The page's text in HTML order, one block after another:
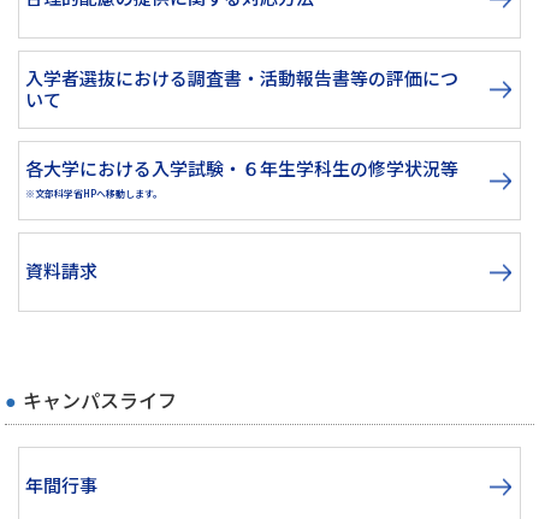
入学者選抜における調査書・活動報告書等の評価につ
いて
各大学における入学試験・６年生学科生の修学状況等
※文部科学省HPへ移動します。
資料請求
キャンパスライフ
年間行事